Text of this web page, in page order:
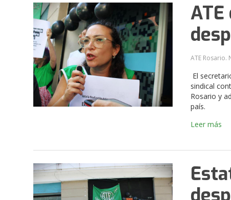
ATE Rosario.
El
sindical
Rosario y
país.
Leer más